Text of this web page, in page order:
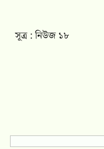
সূত্র : নিউজ ১৮